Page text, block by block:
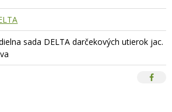
sada DELTA darčekových utierok jac.